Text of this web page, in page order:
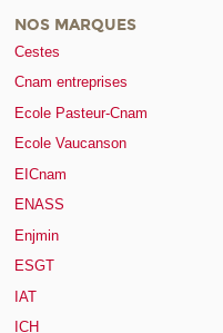
NOS MARQUES
Cestes
Cnam entreprises
Ecole Pasteur-Cnam
Ecole Vaucanson
EICnam
ENASS
Enjmin
ESGT
IAT
ICH